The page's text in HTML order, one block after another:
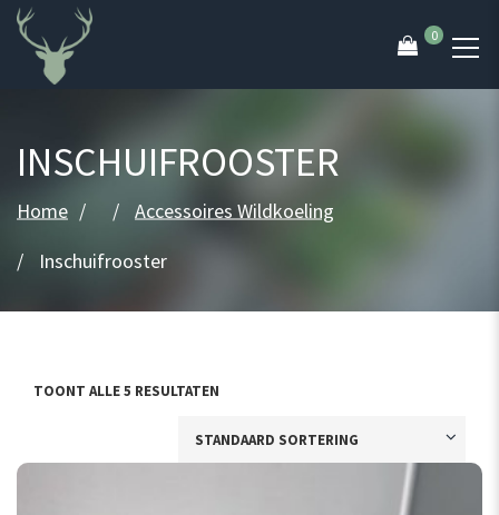
0
INSCHUIFROOSTER
Home
Accessoires Wildkoeling
Inschuifrooster
TOONT ALLE 5 RESULTATEN